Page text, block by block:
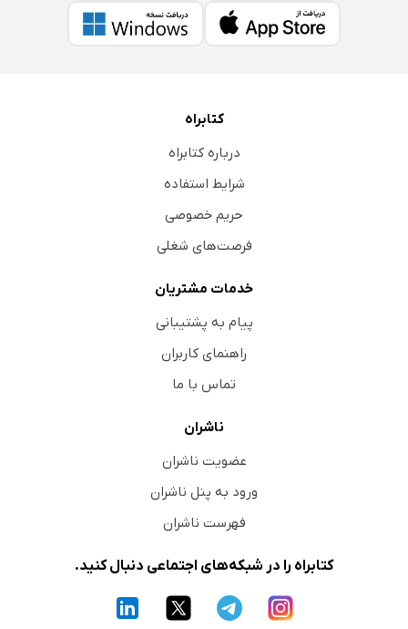
کتابراه
درباره کتابراه
شرایط استفاده
حریم خصوصی
فرصت‌های شغلی
خدمات مشتریان
پیام به پشتیبانی
راهنمای کاربران
تماس با ما
ناشران
عضویت ناشران
ورود به پنل ناشران
فهرست ناشران
کتابراه را در شبکه‌های اجتماعی دنبال کنید.